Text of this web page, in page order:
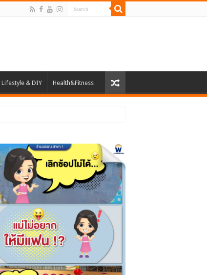
Lifestyle & DIY Health&Fitness